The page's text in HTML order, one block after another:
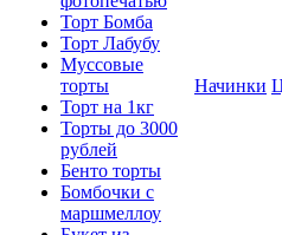
Торт Бомба
Торт Лабубу
Муссовые
торты
Торт на 1кг
Торты до 3000
рублей
Бенто торты
Бомбочки с
маршмеллоу
Начинки